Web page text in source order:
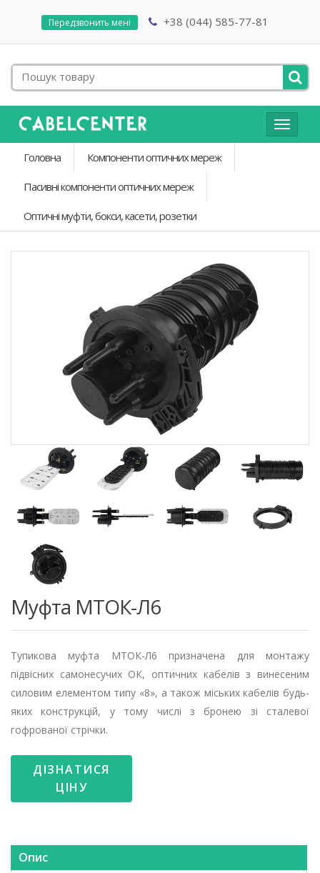
Передзвонить мені +38 (044) 585-77-81
Toggle
Головна
Компоненти оптичних мереж
Пасивні компоненти оптичних мереж
Оптичні муфти, бокси, касети, розетки
Муфта МТОК-Л6
Тупикова муфта МТОК-Л6 призначена для монтажу
підвісних самонесучих ОК, оптичних кабелів з винесеним
силовим елементом типу «8», а також міських кабелів будь-
яких конструкцій, у тому числі з бронею зі сталевої
гофрованої стрічки.
ДІЗНАТИСЯ
ЦІНУ
Опис